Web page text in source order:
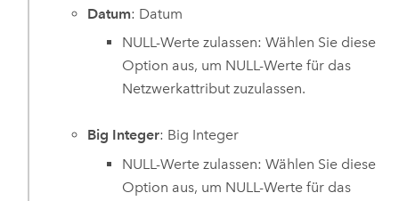
Datum: Datum
NULL-Werte zulassen: Wählen Sie diese
Option aus, um NULL-Werte für das
Netzwerkattribut zuzulassen.
Big Integer: Big Integer
NULL-Werte zulassen: Wählen Sie diese
Option aus, um NULL-Werte für das